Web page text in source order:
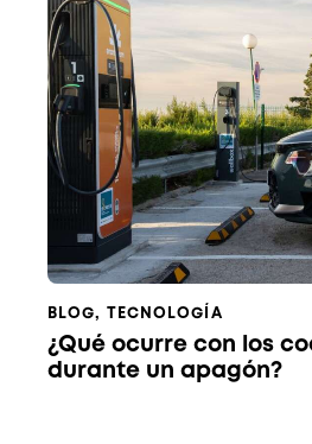
BLOG, TECNOLOGÍA
¿Qué ocurre con los
durante un apagón?